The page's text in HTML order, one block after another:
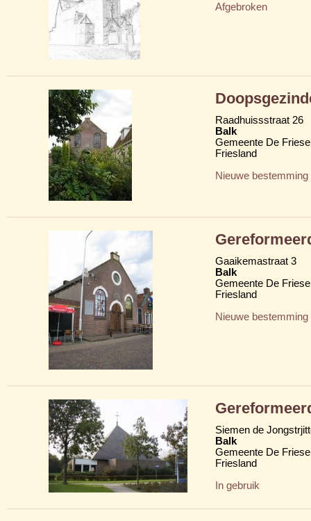
Afgebroken
Raadhuissstraat 26
Balk
Gemeente De
Friesland
Nieuwe bestemming
Gaaikemastraat 3
Balk
Gemeente De
Friesland
Nieuwe bestemming
Siemen de
Balk
Gemeente De
Friesland
In gebruik